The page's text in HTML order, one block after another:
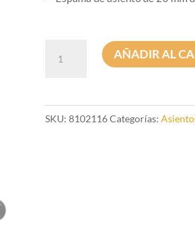
universal
1
AÑADIR AL
SKU: 8102116 Categorías: